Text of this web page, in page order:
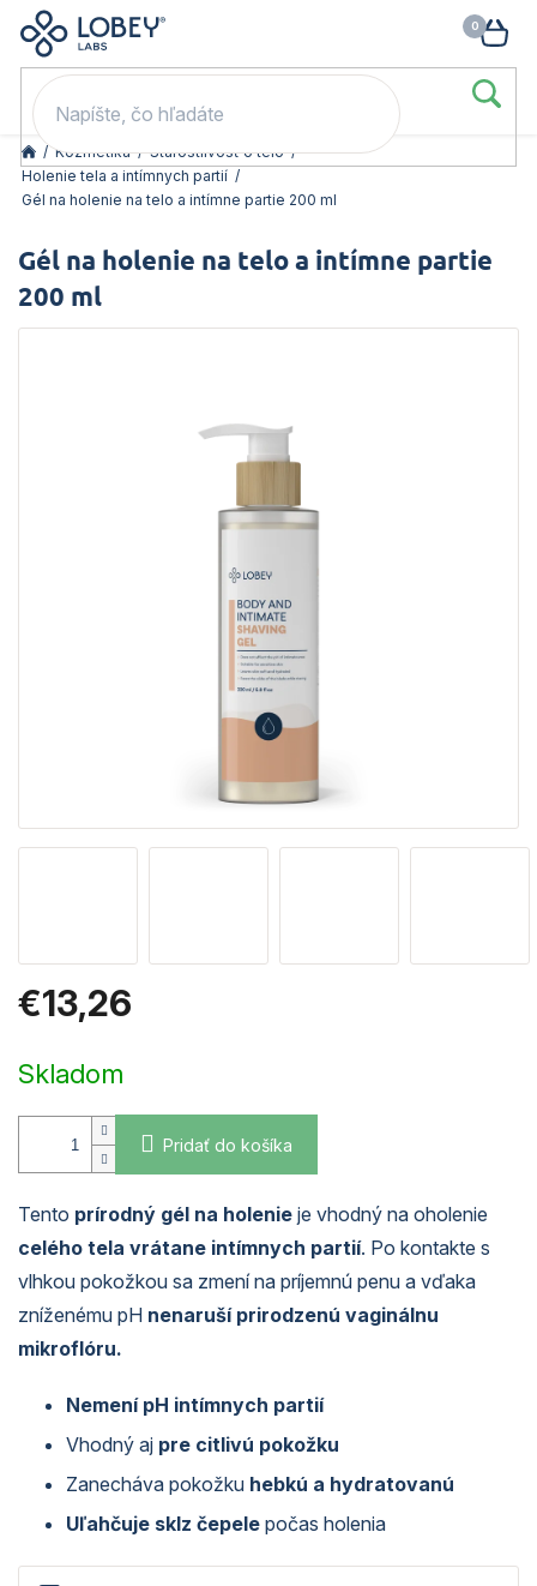
Prejsť
obsah
kódom LOB20 (nad 80 eur). 👉
/ Kozmetika / Starostlivosť o telo /
Holenie tela a intímnych partií /
Gél na holenie na telo a intímne partie 200 ml
Gél na holenie na telo a intímne partie
200 ml
€13,26
cena:
Skladom
Pridať do košíka
Tento prírodný gél na holenie je vhodný na oholenie
celého tela vrátane intímnych partií. Po kontakte s
vlhkou pokožkou sa zmení na príjemnú penu a vďaka
zníženému pH nenaruší prirodzenú vaginálnu
mikroflóru.
Nemení pH intímnych partií
Vhodný aj pre citlivú pokožku
Zanecháva pokožku hebkú a hydratovanú
Uľahčuje sklz čepele počas holenia